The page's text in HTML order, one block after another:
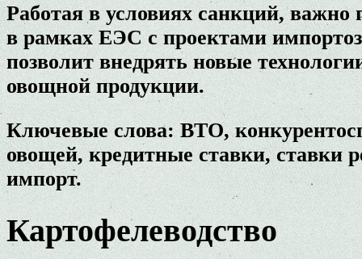
Работая в условиях санкций,
в рамках ЕЭС с проектами
позволит внедрять новые
овощной продукции.
Ключевые слова: ВТО,
овощей, кредитные ставки, ставки
импорт.
Картофелеводство